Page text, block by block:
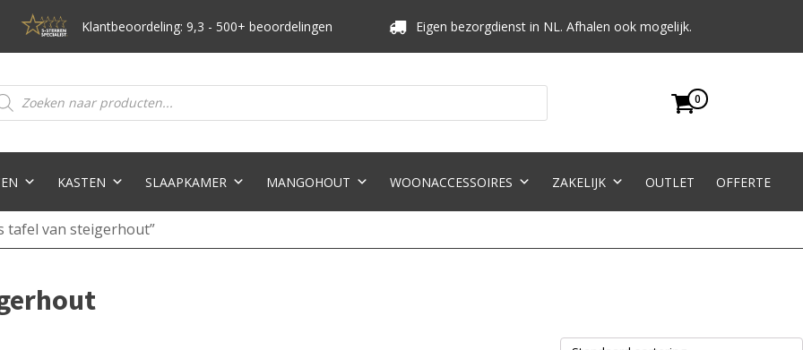
Klantbeoordeling: 9,3 - 500+ beoordelingen Eigen bezorgdienst in NL. Afhalen ook mogelijk.
0
KASTEN SLAAPKAMER MANGOHOUT WOONACCESSOIRES ZAKELIJK OUTLET OFFERTE
tafel van steigerhout”